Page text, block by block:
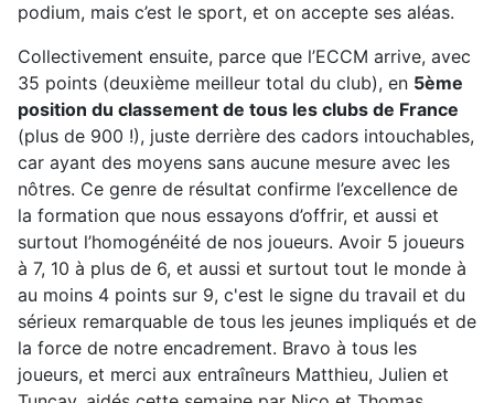
podium, mais c’est le sport, et on accepte ses aléas.
Collectivement ensuite, parce que l’ECCM arrive, avec
35 points (deuxième meilleur total du club), en 5ème
position du classement de tous les clubs de France
(plus de 900 !), juste derrière des cadors intouchables,
car ayant des moyens sans aucune mesure avec les
nôtres. Ce genre de résultat confirme l’excellence de
la formation que nous essayons d’offrir, et aussi et
surtout l’homogénéité de nos joueurs. Avoir 5 joueurs
à 7, 10 à plus de 6, et aussi et surtout tout le monde à
au moins 4 points sur 9, c'est le signe du travail et du
sérieux remarquable de tous les jeunes impliqués et de
la force de notre encadrement. Bravo à tous les
joueurs, et merci aux entraîneurs Matthieu, Julien et